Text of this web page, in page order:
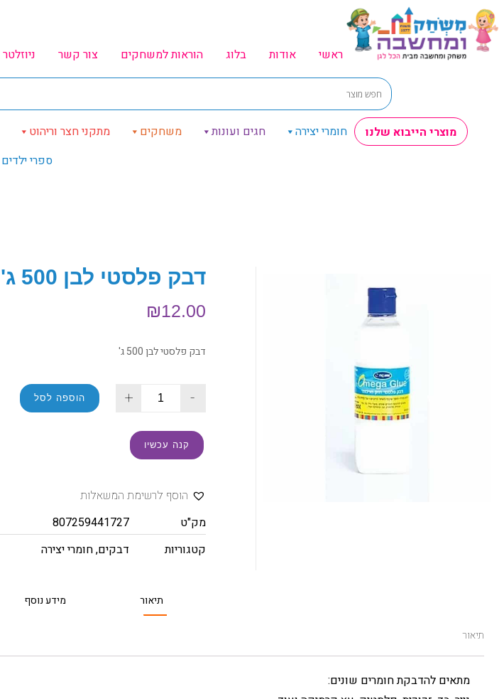
ראשי אודות בלוג הוראות למשחקים צור קשר ניוזלטר
מוצרי הייבוא שלנו חומרי יצירה חגים ועונות משחקים מתקני חצר וריהוט
ספרי ילדים
דבק פלסטי לבן 500 ג' – אומגה
₪12.00
דבק פלסטי לבן 500 ג'
-
+ הוספה לסל
קנה עכשיו
הוסף לרשימת המשאלות
מק"ט
807259441727
קטגוריות
דבקים,חומרי יצירה
תיאור מידע נוסף
תיאור
מתאים להדבקת חומרים שונים: